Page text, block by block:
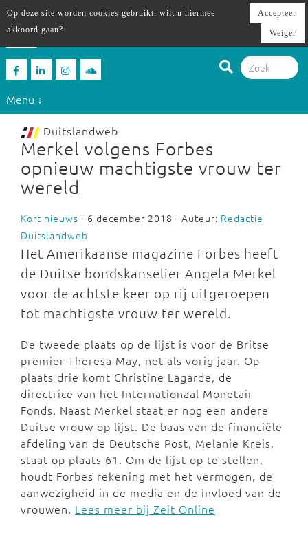
Menu ↓
Duitslandweb
Merkel volgens Forbes
opnieuw machtigste vrouw ter
wereld
Kort nieuws - 6 december 2018 - Auteur: Redactie
Duitslandweb
Het Amerikaanse magazine Forbes heeft
de Duitse bondskanselier Angela Merkel
voor de achtste keer op rij uitgeroepen
tot machtigste vrouw ter wereld.
De tweede plaats op de lijst is voor de Britse
premier Theresa May, net als vorig jaar. Op
plaats drie komt Christine Lagarde, de
directrice van het Internationaal Monetair
Fonds. Naast Merkel staat er nog een andere
Duitse vrouw op lijst. De baas van de financiële
afdeling van de Deutsche Post, Melanie Kreis,
staat op plaats 61. Om de lijst op te stellen,
houdt Forbes rekening met het vermogen, de
aanwezigheid in de media en de invloed van de
vrouwen. Lees meer bij Zeit Online
Op deze site worden cookies gebruikt, wilt u hiermee
akkoord gaan?
Accepteer
Weiger